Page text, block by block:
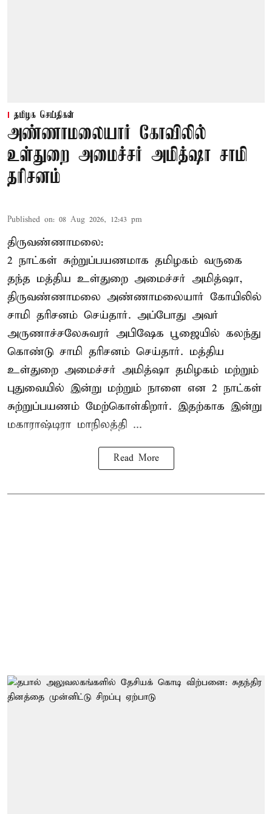
தமிழக செய்திகள்
அண்ணாமலையார் கோவிலில்
உள்துறை அமைச்சர் அமித்ஷா சாமி
தரிசனம்
Published on: 08 Aug 2026, 12:43 pm
திருவண்ணாமலை:
2 நாட்கள் சுற்றுப்பயணமாக தமிழகம் வருகை
தந்த மத்திய உள்துறை அமைச்சர் அமித்ஷா,
திருவண்ணாமலை அண்ணாமலையார் கோயிலில்
சாமி தரிசனம் செய்தார். அப்போது அவர்
அருணாச்சலேசுவரர் அபிஷேக பூஜையில் கலந்து
கொண்டு சாமி தரிசனம் செய்தார். மத்திய
உள்துறை அமைச்சர் அமித்ஷா தமிழகம் மற்றும்
புதுவையில் இன்று மற்றும் நாளை என 2 நாட்கள்
சுற்றுப்பயணம் மேற்கொள்கிறார். இதற்காக இன்று
மகாராஷ்டிரா மாநிலத்தி ...
Read More